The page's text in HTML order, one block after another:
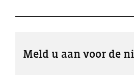
Meld u aan voor de